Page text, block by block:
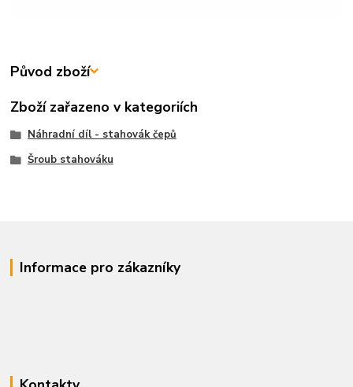
Původ zboží
Zboží zařazeno v kategoriích
Náhradní díl - stahovák čepů
Šroub stahováku
Informace pro zákazníky